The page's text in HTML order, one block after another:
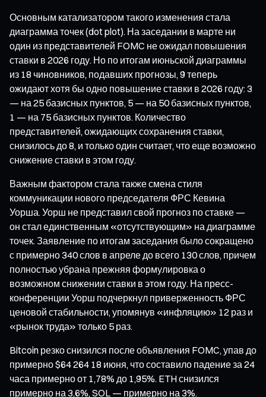
Основным катализатором такого изменения стала
диаграмма точек (dot plot). На заседании в марте ни
один из представителей FOMC не ожидал повышения
ставки в 2026 году. Но по итогам июньской диаграммы
из 18 чиновников, подавших прогнозы, 9 теперь
ожидают хотя бы одно повышение ставки в 2026 году: 3
— на 25 базисных пунктов, 5 — на 50 базисных пунктов,
1 — на 75 базисных пунктов. Количество
представителей, ожидающих сохранения ставки,
снизилось до 8, и только один считает, что еще возможно
снижение ставки в этом году.
Важным фактором стала также смена стиля
коммуникации нового председателя ФРС Кевина
Уорша. Уорш не представил свой прогноз по ставке —
он стал единственным «отсутствующим» на диаграмме
точек. Заявление по итогам заседания было сокращено
с примерно 340 слов в апреле до всего 130 слов, причем
полностью убрана прежняя формулировка о
возможном снижении ставки в этом году. На пресс-
конференции Уорш подчеркнул приверженность ФРС
ценовой стабильности, упомянув «инфляцию» 12 раз и
«рынок труда» только 5 раз.
Bitcoin резко снизился после объявления FOMC, упав до
примерно $64 264 18 июня, что составило падение за 24
часа примерно от 1,78% до 1,95%. ETH снизился
примерно на 3,6%, SOL — примерно на 3%.